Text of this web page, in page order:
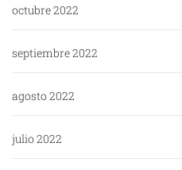
octubre 2022
septiembre 2022
agosto 2022
julio 2022